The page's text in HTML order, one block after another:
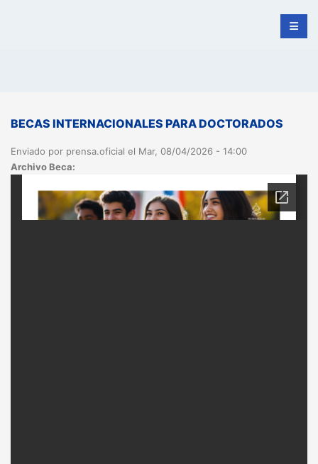
BECAS INTERNACIONALES PARA DOCTORADOS
Enviado por prensa.oficial el Mar, 08/04/2026 - 14:00
Archivo Beca: